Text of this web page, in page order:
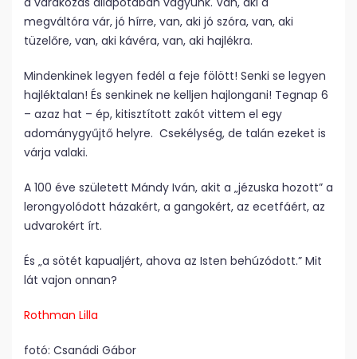
megváltóra vár, jó hírre, van, aki jó szóra, van, aki
tüzelőre, van, aki kávéra, van, aki hajlékra.
Mindenkinek legyen fedél a feje fölött! Senki se legyen
hajléktalan! És senkinek ne kelljen hajlongani! Tegnap 6
– azaz hat – ép, kitisztított zakót vittem el egy
adománygyűjtő helyre. Csekélység, de talán ezeket is
várja valaki.
A 100 éve született Mándy Iván, akit a „jézuska hozott” a
lerongyolódott házakért, a gangokért, az ecetfáért, az
udvarokért írt.
És „a sötét kapualjért, ahova az Isten behúzódott.” Mit
lát vajon onnan?
Rothman Lilla
fotó: Csanádi Gábor